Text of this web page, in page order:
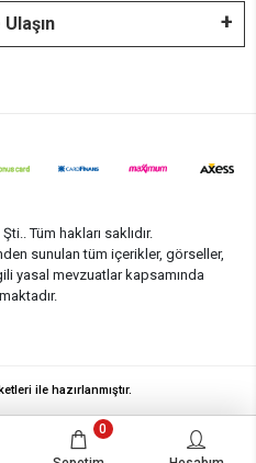
Tüm hakları saklıdır.
sunulan tüm içerikler, görseller,
yasal mevzuatlar kapsamında
0
ile hazırlanmıştır.